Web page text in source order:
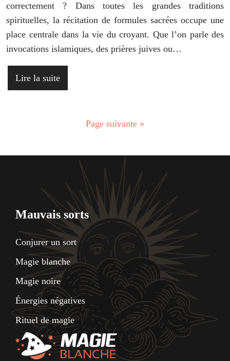
correctement ? Dans toutes les grandes traditions
spirituelles, la récitation de formules sacrées occupe une
place centrale dans la vie du croyant. Que l’on parle des
invocations islamiques, des prières juives ou…
Lire la suite
Page suivante »
Mauvais sorts
Conjurer un sort
Magie blanche
Magie noire
Énergies négatives
Rituel de magie